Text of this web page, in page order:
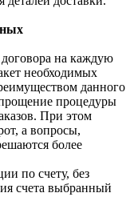
на каждую
необходимых
данного
процедуры
При этом
а вопросы,
более
по счету, без
счета выбранный